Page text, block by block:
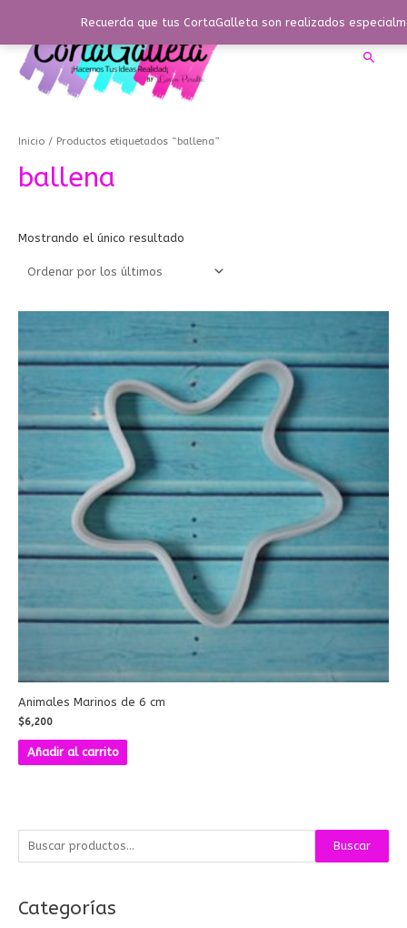
Recuerda que tus CortaGalleta son realizados
contenido
u
c
Buscar
Categorías
Inicio / Productos etiquetados “ballena”
ballena
Mostrando el único resultado
Animales Marinos de 6 cm
$6,200
Añadir al carrito